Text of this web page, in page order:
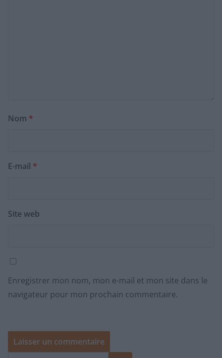
Nom *
E-mail *
Site web
Enregistrer mon nom, mon e-mail et mon site dans le
navigateur pour mon prochain commentaire.